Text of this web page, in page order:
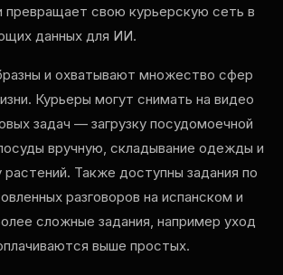
превращает свою курьерскую сеть в
данных для ИИ.
и охватывают множество сфер
Курьеры могут снимать на видео
задач — загрузку посудомоечной
вручную, складывание одежды и
Также доступны задания по
разговоров на испанском и
сложные задания, например уход
выше простых.